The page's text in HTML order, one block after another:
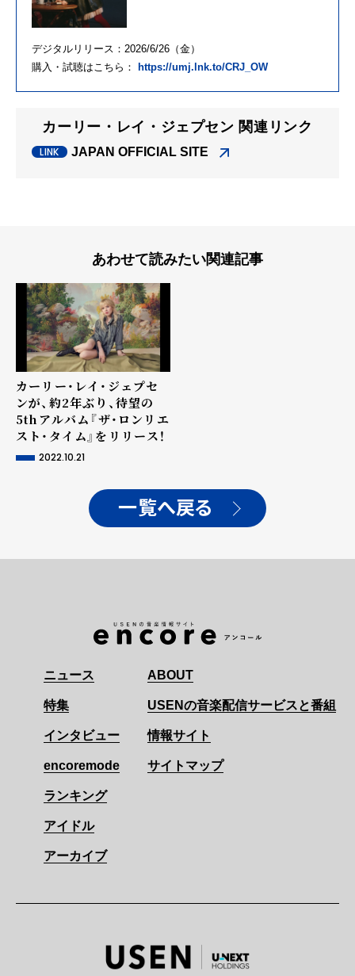
デジタルリリース：2026/6/26（金）
購入・試聴はこちら：
https://umj.lnk.to/CRJ_OW
カーリー・レイ・ジェプセン 関連リンク
JAPAN OFFICIAL SITE
あわせて読みたい関連記事
カーリー・レイ・ジェプセ
ンが、約2年ぶり、待望の
5thアルバム『ザ・ロンリエ
スト・タイム』をリリース！
2022.10.21
一覧へ戻る
ニュース
特集
インタビュー
encoremode
ランキング
アイドル
アーカイブ
ABOUT
USENの音楽配信サービスと番組
情報サイト
サイトマップ